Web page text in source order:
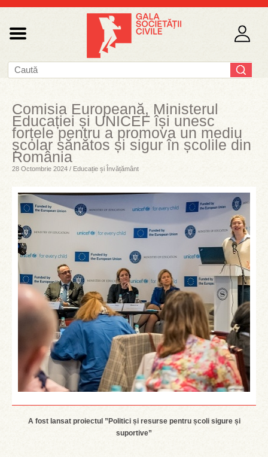
Comisia Europeană, Ministerul
Educației și UNICEF își unesc
forțele pentru a promova un mediu
școlar sănătos și sigur în școlile din
România
28 Octombrie 2024 / Educație și Învățământ
A fost lansat proiectul ”Politici și resurse pentru școli sigure și
suportive”